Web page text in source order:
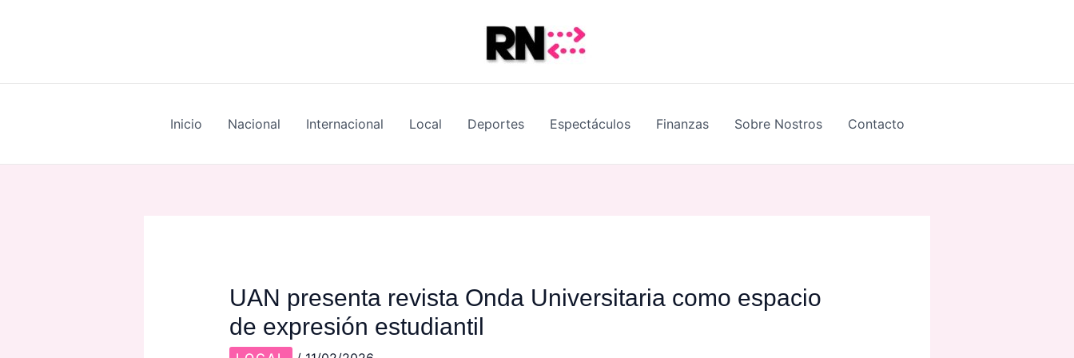
Inicio Nacional Internacional Local Deportes Espectáculos Finanzas Sobre Nostros Contacto
UAN presenta revista Onda Universitaria como espacio
de expresión estudiantil